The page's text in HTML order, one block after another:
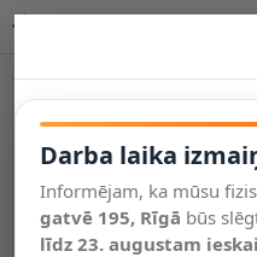
Salīdzināt
Vēlmju
saraksts
Darba laika
Informējam, ka mūsu
gatvē 195, Rīgā būs
līdz 23. augustam